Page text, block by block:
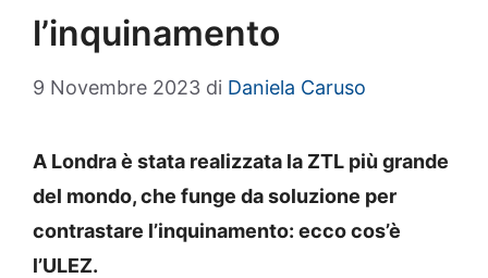
l’inquinamento
9 Novembre 2023 di Daniela Caruso
A Londra è stata realizzata la ZTL più grande
del mondo, che funge da soluzione per
contrastare l’inquinamento: ecco cos’è
l’ULEZ.